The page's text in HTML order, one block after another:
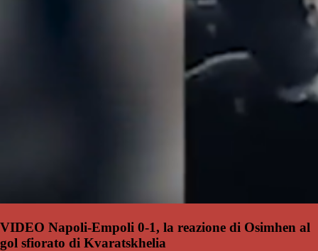
VIDEO Napoli-Empoli 0-1, la reazione di Osimhen al
gol sfiorato di Kvaratskhelia